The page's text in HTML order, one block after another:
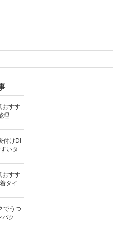
おすす
理
けDI
いタイ
おすす
タイプ
でうつ
パクト